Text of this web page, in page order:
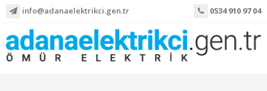
info@adanaelektrikci.gen.tr 0534 910 97 04